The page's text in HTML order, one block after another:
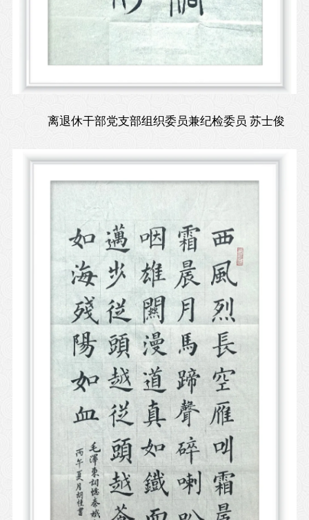
离退休干部党支部组织委员兼纪检委员 苏士俊